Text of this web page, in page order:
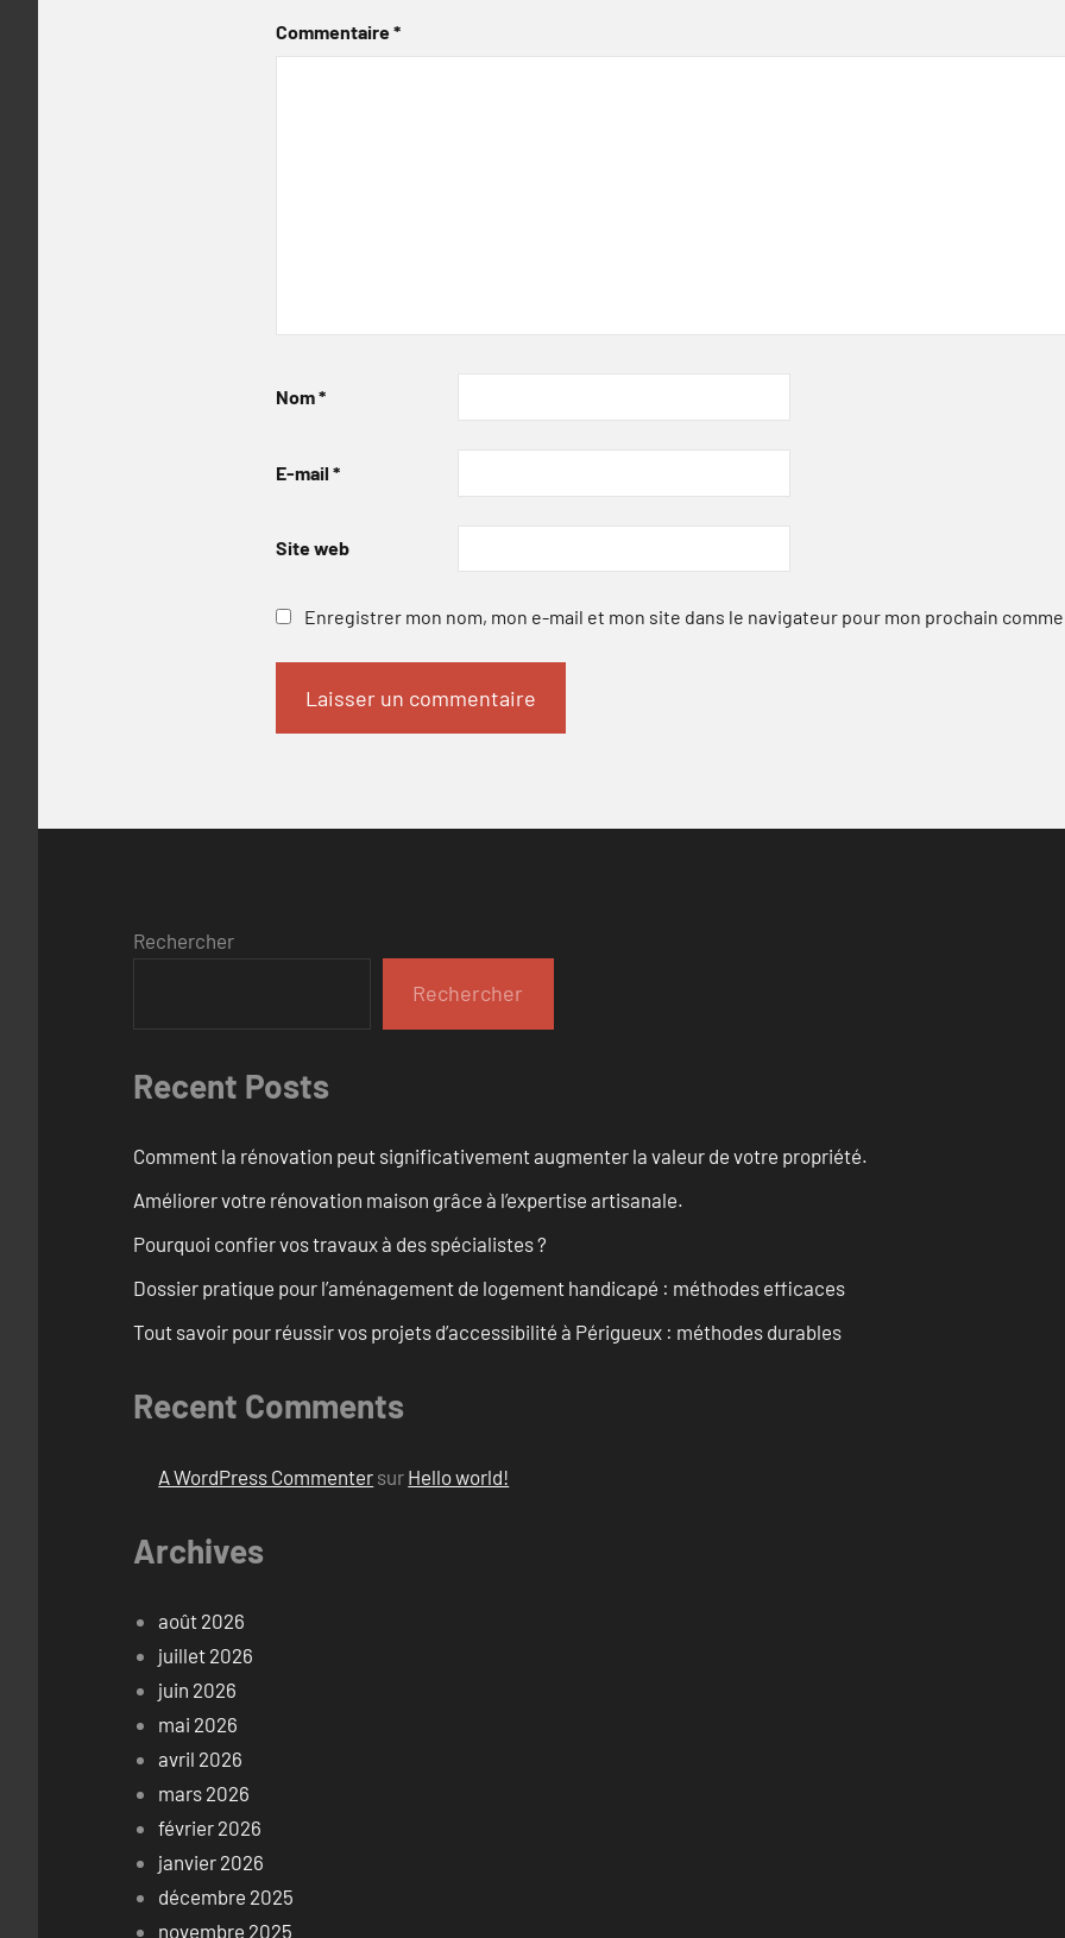
Commentaire*
Nom*
E-mail *
Site web
Enregistrer mon nom, mon e-mail et mon site dans le navigateur pour mon prochain
Rechercher
Rechercher
Recent Posts
Comment la rénovation peut significativement augmenter la valeur de votre propriété.
Améliorer votre rénovation maison grâce à l’expertise artisanale.
Pourquoi confier vos travaux à des spécialistes ?
Dossier pratique pour l’aménagement de logement handicapé : méthodes efficaces
Tout savoir pour réussir vos projets d’accessibilité à Périgueux : méthodes durables
Recent Comments
A WordPress Commenter sur Hello world!
Archives
août 2026
juillet 2026
juin 2026
mai 2026
avril 2026
mars 2026
février 2026
janvier 2026
décembre 2025
novembre 2025